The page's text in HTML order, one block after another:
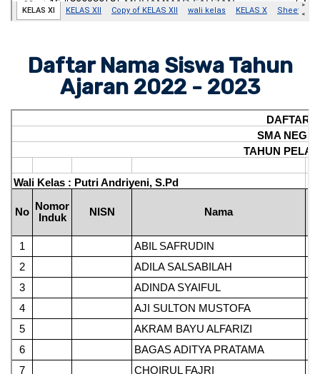
Daftar Nama Siswa Tahun
Ajaran 2022 - 2023